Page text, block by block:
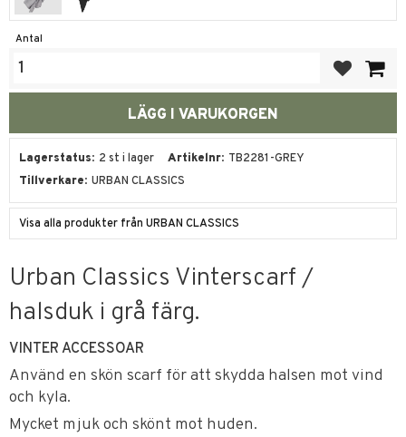
Antal
Lagerstatus 2 st i lager Artikelnr TB2281-GREY
Tillverkare URBAN CLASSICS
Visa alla produkter från URBAN CLASSICS
Urban Classics Vinterscarf /
halsduk i grå färg.
VINTER ACCESSOAR
Använd en skön scarf för att skydda halsen mot vind
och kyla.
Mycket mjuk och skönt mot huden.